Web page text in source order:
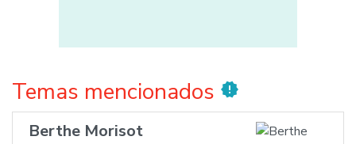
Temas mencionados new_releases
Berthe Morisot